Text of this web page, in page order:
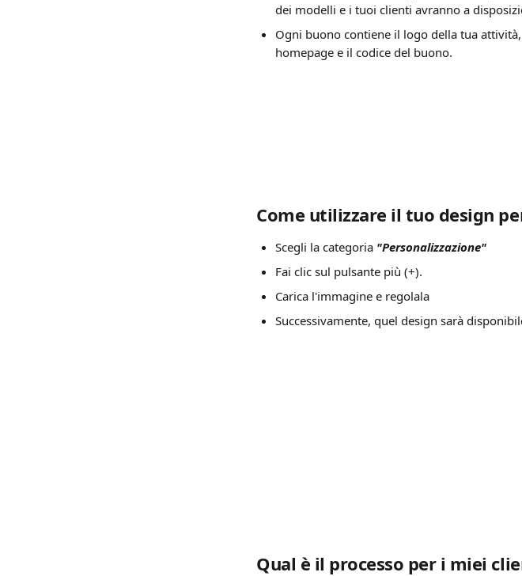
dei modelli e i tuoi clienti avranno a
Ogni buono contiene il logo della tua
homepage e il codice del buono.
Come utilizzare il tuo design
Scegli la categoria "Personalizzazione"
Fai clic sul pulsante più (+).
Carica l'immagine e regolala
Successivamente, quel design sarà
Qual è il processo per i miei